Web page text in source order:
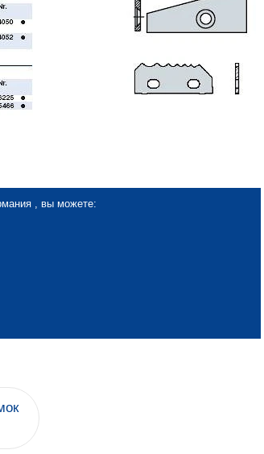
, вы можете: